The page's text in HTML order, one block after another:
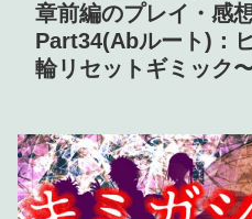
章前編のプレイ・感
Part34(Abルート)：
輪リセットギミック